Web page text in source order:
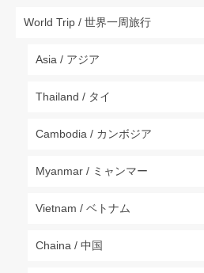
World Trip / 世界一周旅行
Asia / アジア
Thailand / タイ
Cambodia / カンボジア
Myanmar / ミャンマー
Vietnam / ベトナム
Chaina / 中国